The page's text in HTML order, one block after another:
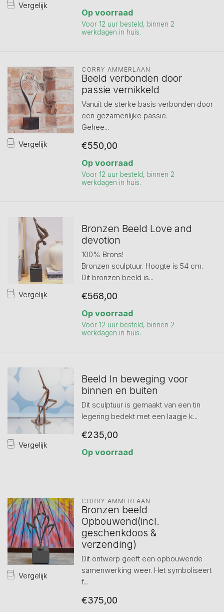
Vergelijk
Op voorraad
Voor 12 uur besteld, binnen 2
werkdagen in huis.
Vergelijk
CORRY AMMERLAAN
Beeld verbonden door
passie vernikkeld
Vanuit de sterke basis verbonden door
een gezamenlijke passie.
Gehee...
€550,00
Op voorraad
Voor 12 uur besteld, binnen 2
werkdagen in huis.
Vergelijk
Bronzen Beeld Love and
devotion
100% Brons!
Bronzen sculptuur. Hoogte is 54 cm.
Dit bronzen beeld is...
€568,00
Op voorraad
Voor 12 uur besteld, binnen 2
werkdagen in huis.
Vergelijk
Beeld In beweging voor
binnen en buiten
Dit sculptuur is gemaakt van een tin
legering bedekt met een laagje k...
€235,00
Op voorraad
Vergelijk
CORRY AMMERLAAN
Bronzen beeld
Opbouwend(incl.
geschenkdoos &
verzending)
Dit ontwerp geeft een opbouwende
samenwerking weer. Het symboliseert
f...
€375,00